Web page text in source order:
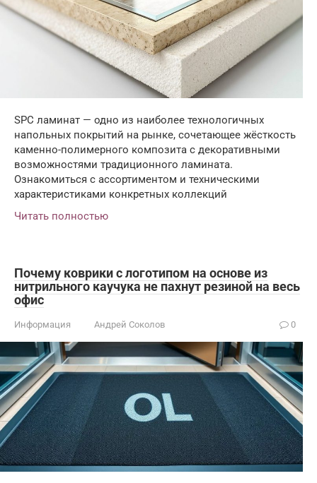
SPC ламинат — одно из наиболее технологичных
напольных покрытий на рынке, сочетающее жёсткость
каменно-полимерного композита с декоративными
возможностями традиционного ламината.
Ознакомиться с ассортиментом и техническими
характеристиками конкретных коллекций
Читать полностью
Почему коврики с логотипом на основе из
нитрильного каучука не пахнут резиной на весь
офис
Информация Андрей Соколов 0